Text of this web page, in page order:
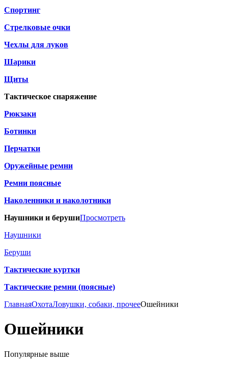
Спортинг
Стрелковые очки
Чехлы для луков
Шарики
Щиты
Тактическое снаряжение
Рюкзаки
Ботинки
Перчатки
Оружейные ремни
Ремни поясные
Наколенники и наколотники
Наушники и берушиПросмотреть
Наушники
Беруши
Тактические куртки
Тактические ремни (поясные)
ГлавнаяОхотаЛовушки, собаки, прочееОшейники
Ошейники
Популярные выше